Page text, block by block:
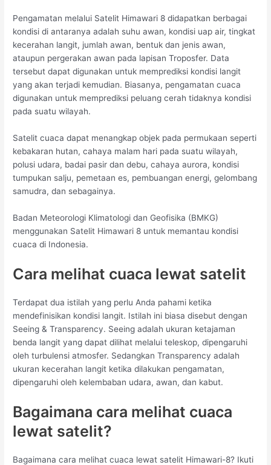
Pengamatan melalui Satelit Himawari 8 didapatkan berbagai
kondisi di antaranya adalah suhu awan, kondisi uap air, tingkat
kecerahan langit, jumlah awan, bentuk dan jenis awan,
ataupun pergerakan awan pada lapisan Troposfer. Data
tersebut dapat digunakan untuk memprediksi kondisi langit
yang akan terjadi kemudian. Biasanya, pengamatan cuaca
digunakan untuk memprediksi peluang cerah tidaknya kondisi
pada suatu wilayah.
Satelit cuaca dapat menangkap objek pada permukaan seperti
kebakaran hutan, cahaya malam hari pada suatu wilayah,
polusi udara, badai pasir dan debu, cahaya aurora, kondisi
tumpukan salju, pemetaan es, pembuangan energi, gelombang
samudra, dan sebagainya.
Badan Meteorologi Klimatologi dan Geofisika (BMKG)
menggunakan Satelit Himawari 8 untuk memantau kondisi
cuaca di Indonesia.
Cara melihat cuaca lewat satelit
Terdapat dua istilah yang perlu Anda pahami ketika
mendefinisikan kondisi langit. Istilah ini biasa disebut dengan
Seeing & Transparency. Seeing adalah ukuran ketajaman
benda langit yang dapat dilihat melalui teleskop, dipengaruhi
oleh turbulensi atmosfer. Sedangkan Transparency adalah
ukuran kecerahan langit ketika dilakukan pengamatan,
dipengaruhi oleh kelembaban udara, awan, dan kabut.
Bagaimana cara melihat cuaca
lewat satelit?
Bagaimana cara melihat cuaca lewat satelit Himawari-8? Ikuti